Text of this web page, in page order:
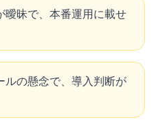
曖昧で、本番運用に載せ
ルの懸念で、導入判断が